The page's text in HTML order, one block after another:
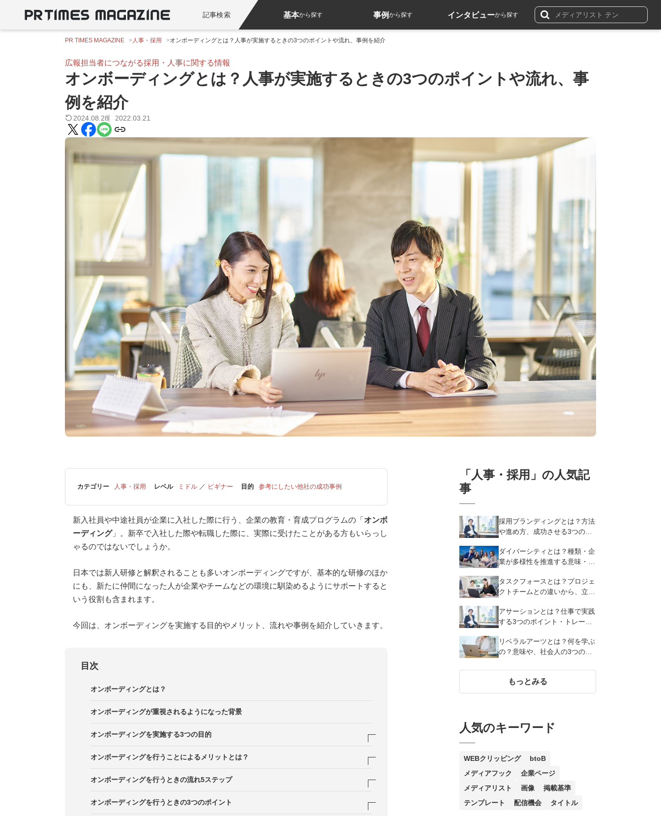
記事検索 基本から探す 事例から探す インタビューから探す
PR TIMES MAGAZINE 人事・採用 オンボーディングとは？人事が実施するときの3つのポイントや流れ、事例を紹介
広報担当者につながる採用・人事に関する情報
オンボーディングとは？人事が実施するときの3つのポイントや流れ、事
例を紹介
2024.08.28 2022.03.21
カテゴリー 人事・採用 レベル ミドル ／ ビギナー 目的 参考にしたい他社の成功事例
新入社員や中途社員が企業に入社した際に行う、企業の教育・育成プログラムの「 オンボ
ーディング」。新卒で入社した際や転職した際に、実際に受けたことがある方もいらっし
ゃるのではないでしょうか。
日本では新人研修と解釈されることも多いオンボーディングですが、基本的な研修のほか
にも、新たに仲間になった人が企業やチームなどの環境に馴染めるようにサポートすると
いう役割も含まれます。
今回は、オンボーディングを実施する目的やメリット、流れや事例を紹介していきます。
目次
オンボーディングとは？
オンボーディングが重視されるようになった背景
オンボーディングを実施する3つの目的
目的1．新入社員の早期戦力化のため
目的2．カルチャーマッチのため
目的3. チーム力向上のため
オンボーディングを行うことによるメリットとは？
企業にとってのメリット
従業員にとってのメリット
オンボーディングを行うときの流れ5ステップ
STEP1. 目標・目的の設定
オンボーディングを行うときの3つのポイント
「人事・採用 」の人気記
事
採用ブランディングとは？方法
や進め方、成功させる3つのポ
ダイバーシティとは？種類・企
業が多様性を推進する意味・メ
タスクフォースとは？プロジェ
クトチームとの違いから、立ち
ントを紹介
アサーションとは？仕事で実践
する3つのポイント・トレーニ
リベラルアーツとは？何を学ぶ
の？意味や、社会人の3つのリ
やすく簡単に紹介
もっとみる
人気のキーワード
WEBクリッピング
btoB
メディアフック
企業ページ
メディアリスト
画像
掲載基準
テンプレート
配信機会 タイトル